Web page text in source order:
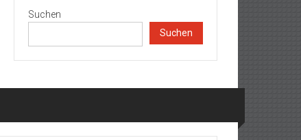
Suchen
Suchen